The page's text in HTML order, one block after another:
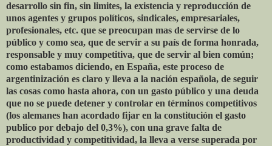
desarrollo sin fin, sin limites, la existencia y reproducción de
unos agentes y grupos políticos, sindicales, empresariales,
profesionales, etc. que se preocupan mas de servirse de lo
público y como sea, que de servir a su país de forma honrada,
responsable y muy competitiva, que de servir al bien común;
como estabamos diciendo, en España, este proceso de
argentinización es claro y lleva a la nación española, de seguir
las cosas como hasta ahora, con un gasto público y una deuda
que no se puede detener y controlar en términos competitivos
(los alemanes han acordado fijar en la constitución el gasto
publico por debajo del 0,3%), con una grave falta de
productividad y competitividad, la lleva a verse superada por